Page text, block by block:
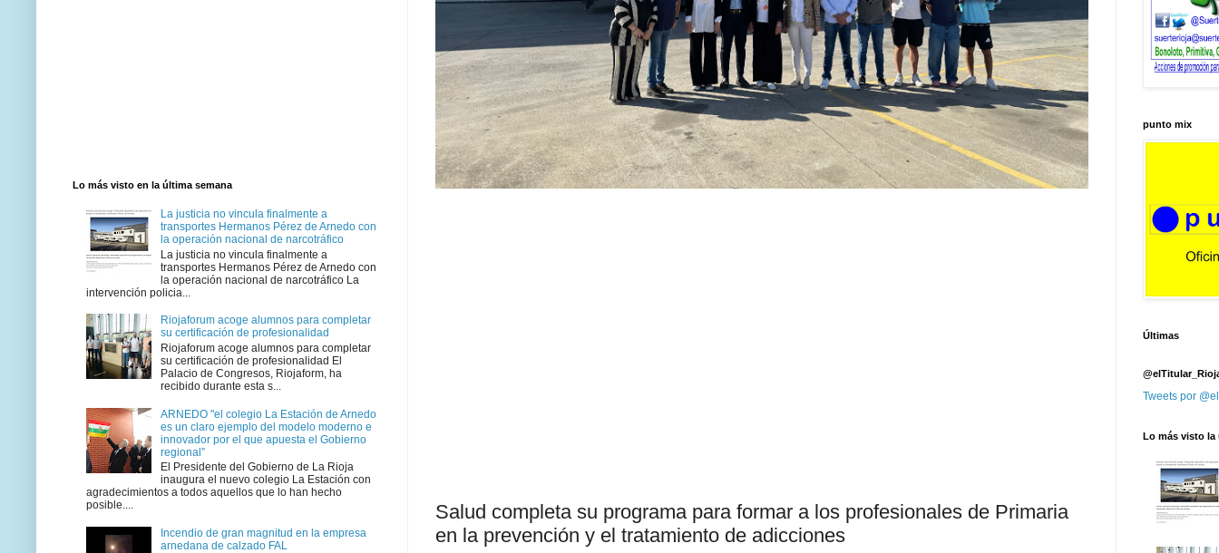
Salud completa su programa para formar a los profesionales de Primaria
en la prevención y el tratamiento de adicciones
Lo más visto en la última semana
La justicia no vincula finalmente a
transportes Hermanos Pérez de Arnedo con
la operación nacional de narcotráfico
La justicia no vincula finalmente a
transportes Hermanos Pérez de Arnedo con
la operación nacional de narcotráfico La
intervención policia...
Riojaforum acoge alumnos para completar
su certificación de profesionalidad
Riojaforum acoge alumnos para completar
su certificación de profesionalidad El
Palacio de Congresos, Riojaform, ha
recibido durante esta s...
ARNEDO "el colegio La Estación de Arnedo
es un claro ejemplo del modelo moderno e
innovador por el que apuesta el Gobierno
regional”
El Presidente del Gobierno de La Rioja
inaugura el nuevo colegio La Estación con
agradecimientos a todos aquellos que lo han hecho
posible....
Incendio de gran magnitud en la empresa
arnedana de calzado FAL
punto mix
Últimas
Tweets por
Lo más visto la